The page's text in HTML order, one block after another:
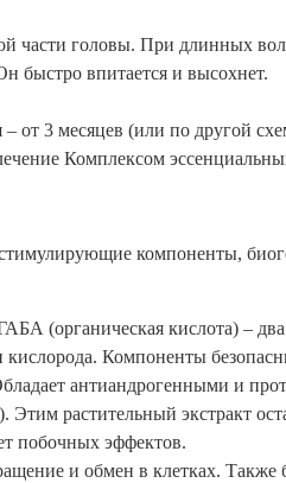
части головы. При длинных
быстро впитается и высохнет.
3 месяцев (или по другой
Комплексом
компоненты,
(органическая кислота) –
Компоненты
антиандрогенными и
Этим растительный экстракт
побочных эффектов.
и обмен в клетках.